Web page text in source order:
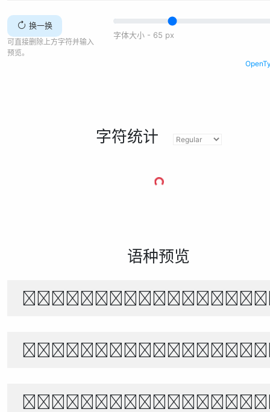
换一换
可直接删除上方字符并输入
预览。
字体大小 - 65 px
字符统计
语种预览
风起时，花落无声。月下独行，山水
The quick brown
Белый снег тихо